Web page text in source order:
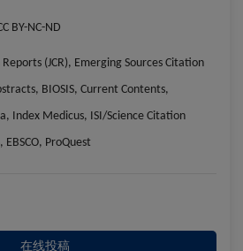
BY-NC-ND
(JCR), Emerging Sources Citation
BIOSIS, Current Contents,
Index Medicus, ISI/Science Citation
EBSCO, ProQuest
在线投稿